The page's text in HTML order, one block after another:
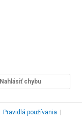
Nahlásiť chybu
Pravidlá používania